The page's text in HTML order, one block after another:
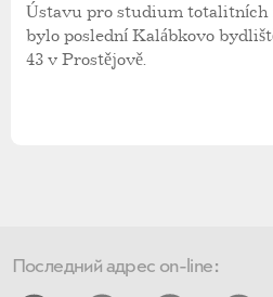
Ústavu pro studium totalitních
bylo poslední Kalábkovo
43 v Prostějově.
Последний адрес on-line: